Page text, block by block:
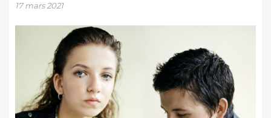
17 mars 2021